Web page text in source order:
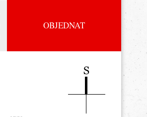
OBJEDNAT